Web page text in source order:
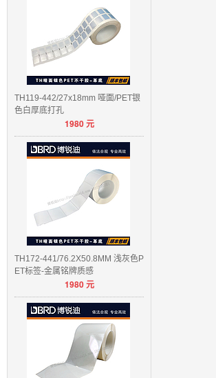
TH119-442/27x18mm 哑面/PET银
色白厚底打孔
1980元
TH172-441/76.2X50.8MM 浅灰色P
ET标签-金属铭牌质感
1980元